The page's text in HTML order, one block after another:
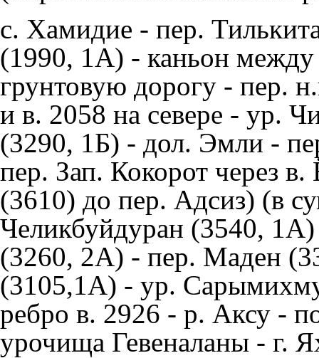
с. Хамидие - пер.
(1990, 1А) - каньон между
грунтовую дорогу - пер.
и в. 2058 на севере - ур.
(3290, 1Б) - дол. Эмли -
пер. Зап. Кокорот через
(3610) до пер. Адсиз) (в
Челикбуйдуран (3540,
(3260, 2А) - пер. Маден
(3105,1А) - ур.
ребро в. 2926 - р. Аксу -
урочища Гевеналаны - г.